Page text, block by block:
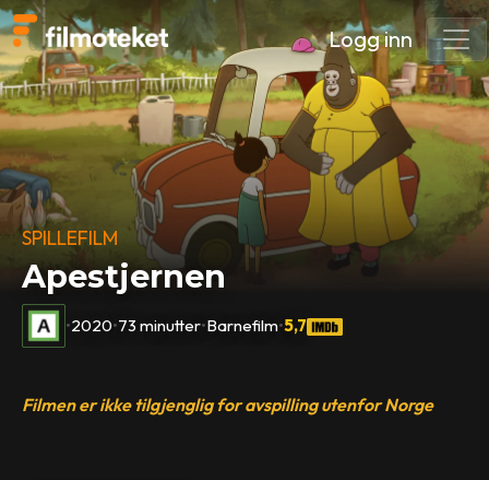
Logg inn
SPILLEFILM
Apestjernen
•2020•73 minutter•Barnefilm•5,7
Filmen er ikke tilgjenglig for avspilling utenfor Norge